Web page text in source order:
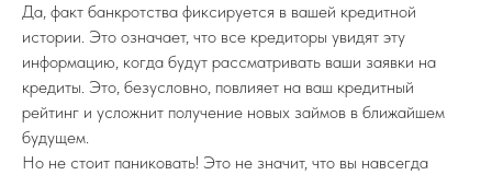
Да, факт банкротства фиксируется в вашей кредитной
истории. Это означает, что все кредиторы увидят эту
информацию, когда будут рассматривать ваши заявки на
кредиты. Это, безусловно, повлияет на ваш кредитный
рейтинг и усложнит получение новых займов в ближайшем
будущем.
Но не стоит паниковать! Это не значит, что вы навсегда